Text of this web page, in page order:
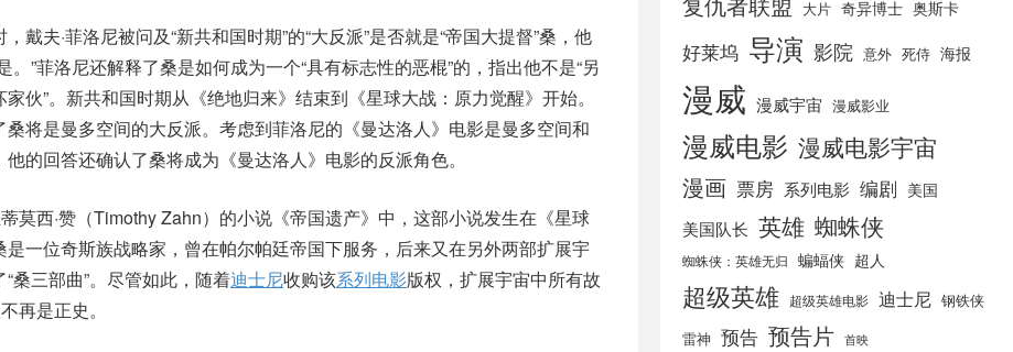
戴夫·菲洛尼被问及“新共和国时期”的“大反派”是否就是“帝国大提督”桑，他
。”菲洛尼还解释了桑是如何成为一个“具有标志性的恶棍”的，指出他不是“另
伙”。新共和国时期从《绝地归来》结束到《星球大战：原力觉醒》开始。
将是曼多空间的大反派。考虑到菲洛尼的《曼达洛人》电影是曼多空间和
的回答还确认了桑将成为《曼达洛人》电影的反派角色。
莫西·赞（Timothy Zahn）的小说《帝国遗产》中，这部小说发生在《星球
一位奇斯族战略家，曾在帕尔帕廷帝国下服务，后来又在另外两部扩展宇
桑三部曲”。尽管如此，随着迪士尼收购该系列电影版权，扩展宇宙中所有故
再是正史。
大片 奇异博士 奥斯卡
好莱坞 导演 影院 意外 死侍 海报
漫威 漫威宇宙 漫威影业
漫威电影 漫威电影宇宙
漫画 票房 系列电影 编剧 美国
美国队长 英雄 蜘蛛侠
蜘蛛侠：英雄无归 蝙蝠侠 超人
超级英雄 超级英雄电影 迪士尼 钢铁侠
雷神 预告 预告片 首映